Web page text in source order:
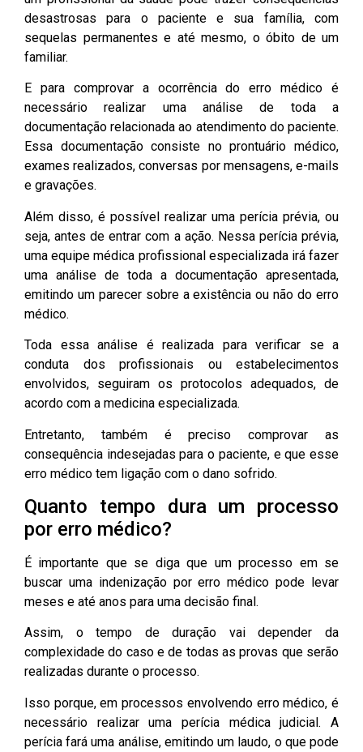
desastrosas para o paciente e sua família, com
sequelas permanentes e até mesmo, o óbito de um
familiar.
E para comprovar a ocorrência do erro médico é
necessário realizar uma análise de toda a
documentação relacionada ao atendimento do paciente.
Essa documentação consiste no prontuário médico,
exames realizados, conversas por mensagens, e-mails
e gravações.
Além disso, é possível realizar uma perícia prévia, ou
seja, antes de entrar com a ação. Nessa perícia prévia,
uma equipe médica profissional especializada irá fazer
uma análise de toda a documentação apresentada,
emitindo um parecer sobre a existência ou não do erro
médico.
Toda essa análise é realizada para verificar se a
conduta dos profissionais ou estabelecimentos
envolvidos, seguiram os protocolos adequados, de
acordo com a medicina especializada.
Entretanto, também é preciso comprovar as
consequência indesejadas para o paciente, e que esse
erro médico tem ligação com o dano sofrido.
Quanto tempo dura um processo
por erro médico?
É importante que se diga que um processo em se
buscar uma indenização por erro médico pode levar
meses e até anos para uma decisão final.
Assim, o tempo de duração vai depender da
complexidade do caso e de todas as provas que serão
realizadas durante o processo.
Isso porque, em processos envolvendo erro médico, é
necessário realizar uma perícia médica judicial. A
perícia fará uma análise, emitindo um laudo, o que pode